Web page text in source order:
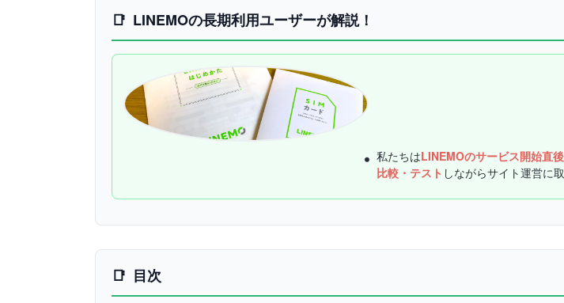
LINEMOの長期利用ユーザーが解説！
私たちはLINEMOのサービス開始直後
比較・テスト しながらサイト運営に
目次